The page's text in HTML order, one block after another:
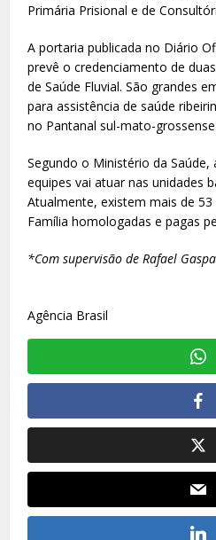
Primária Prisional e de
A portaria publicada no Diário
prevê o credenciamento de
de Saúde Fluvial. São grandes
para assistência de saúde
no Pantanal sul-mato-grossense.
Segundo o Ministério da Saúde,
equipes vai atuar nas unidades
Atualmente, existem mais de 53
Família homologadas e pagas
*Com supervisão de Rafael
Agência Brasil